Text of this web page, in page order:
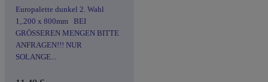
Europalette dunkel 2. Wahl
1,.200 x 800mm BEI
GRÖSSEREN MENGEN BITTE
ANFRAGEN!!! NUR
SOLANGE...